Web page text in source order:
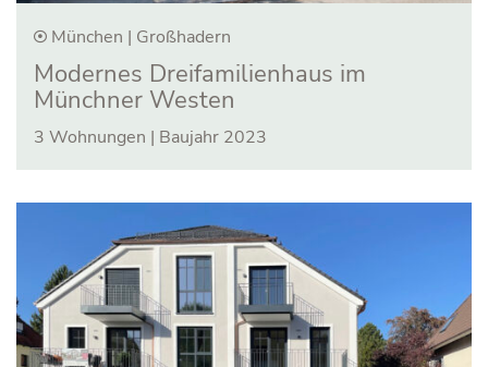
München | Großhadern
Modernes Drei­familien­haus im
Münchner Westen
3 Wohnungen | Baujahr 2023